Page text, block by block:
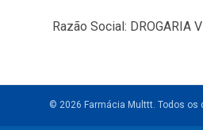
Razão Social: DROGARIA
© 2026 Farmácia Multtt. Todos os